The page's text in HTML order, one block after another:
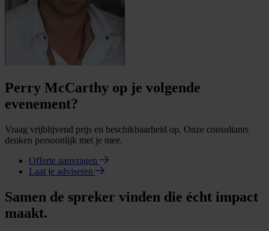
Perry McCarthy op je volgende
evenement?
Vraag vrijblijvend prijs en beschikbaarheid op. Onze consultants
denken persoonlijk met je mee.
Offerte aanvragen
Laat je adviseren
Samen de spreker vinden die écht impact
maakt.